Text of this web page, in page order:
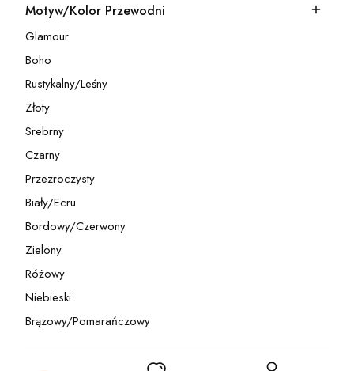
Kategoria - Motyw/Kolor Przewodni
Motyw/Kolor Przewodni
Kategoria - Glamour
Glamour
Kategoria - Boho
Boho
Kategoria - Rustykalny/Leśny
Rustykalny/Leśny
Kategoria - Złoty
Złoty
Kategoria - Srebrny
Srebrny
Kategoria - Czarny
Czarny
Kategoria - Przezroczysty
Przezroczysty
Kategoria - Biały/Ecru
Biały/Ecru
Kategoria - Bordowy/Czerwony
Bordowy/Czerwony
Kategoria - Zielony
Zielony
Kategoria - Różowy
Różowy
Kategoria - Niebieski
Niebieski
Kategoria - Brązowy/Pomarańczowy
Brązowy/Pomarańczowy